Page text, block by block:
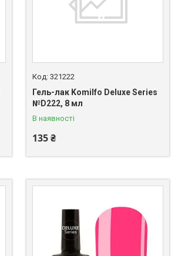
321222
Гель-лак Komilfo Deluxe Series
№D222, 8 мл
В наявності
135 ₴